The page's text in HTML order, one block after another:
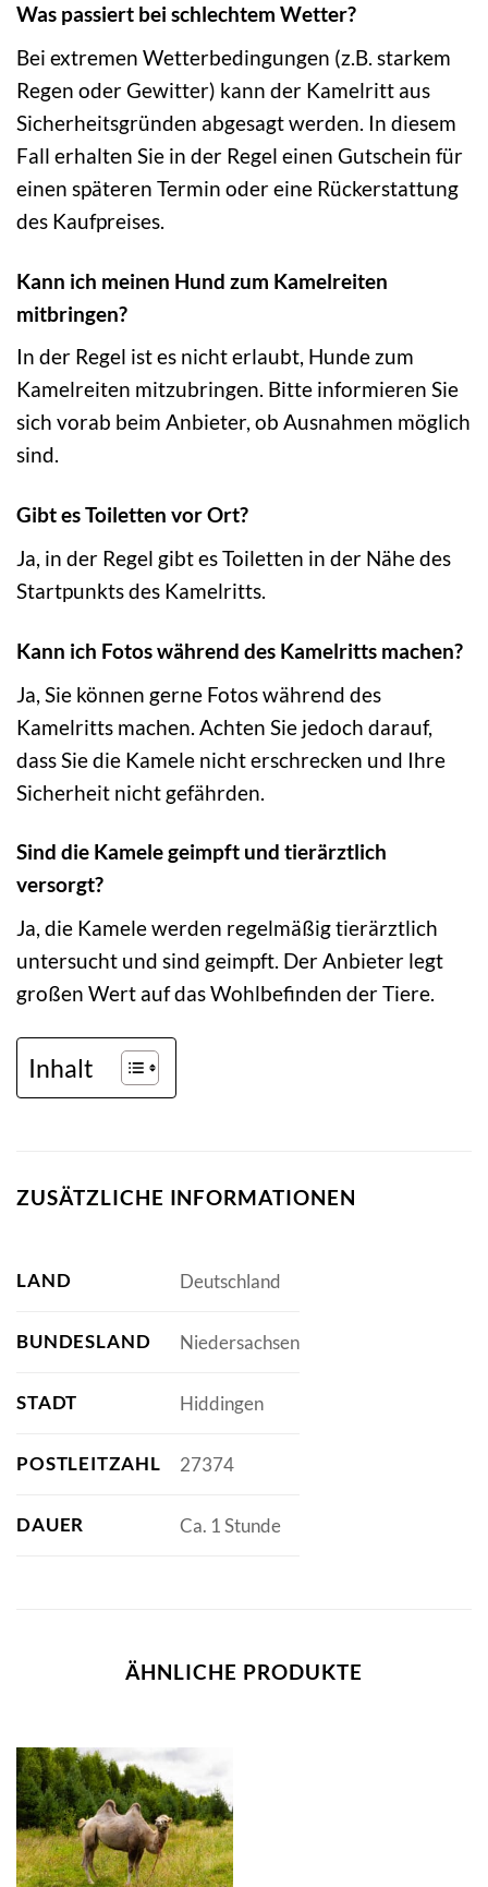
Was passiert bei schlechtem Wetter?
Bei extremen Wetterbedingungen (z.B. starkem
Regen oder Gewitter) kann der Kamelritt aus
Sicherheitsgründen abgesagt werden. In diesem
Fall erhalten Sie in der Regel einen Gutschein für
einen späteren Termin oder eine Rückerstattung
des Kaufpreises.
Kann ich meinen Hund zum Kamelreiten
mitbringen?
In der Regel ist es nicht erlaubt, Hunde zum
Kamelreiten mitzubringen. Bitte informieren Sie
sich vorab beim Anbieter, ob Ausnahmen möglich
sind.
Gibt es Toiletten vor Ort?
Ja, in der Regel gibt es Toiletten in der Nähe des
Startpunkts des Kamelritts.
Kann ich Fotos während des Kamelritts machen?
Ja, Sie können gerne Fotos während des
Kamelritts machen. Achten Sie jedoch darauf,
dass Sie die Kamele nicht erschrecken und Ihre
Sicherheit nicht gefährden.
Sind die Kamele geimpft und tierärztlich
versorgt?
Ja, die Kamele werden regelmäßig tierärztlich
untersucht und sind geimpft. Der Anbieter legt
großen Wert auf das Wohlbefinden der Tiere.
Inhalt
ZUSÄTZLICHE INFORMATIONEN
LAND Deutschland
BUNDESLAND Niedersachsen
STADT Hiddingen
POSTLEITZAHL 27374
DAUER Ca. 1 Stunde
ÄHNLICHE PRODUKTE